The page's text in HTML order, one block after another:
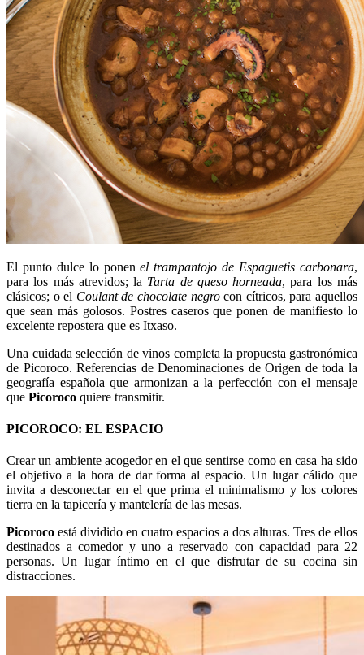
El punto dulce lo ponenel trampantojo de Espaguetis carbonara,
para los más atrevidos; la Tarta de queso horneada, para los más
clásicos; o el Coulant de chocolate negrocon cítricos, para aquellos
que sean más golosos. Postres caseros que ponen de manifiesto lo
excelente repostera que es Itxaso.
Una cuidada selección de vinos completa la propuesta gastronómica
de Picoroco. Referencias de Denominaciones de Origen de toda la
geografía española que armonizan a la perfección con el mensaje
que Picoroco quiere transmitir.
PICOROCO: EL ESPACIO
Crear un ambiente acogedor en el que sentirse como en casa ha sido
el objetivo a la hora de dar forma al espacio. Un lugar cálido que
invita a desconectar en el que prima el minimalismo y los colores
tierra en la tapicería y mantelería de las mesas.
Picoroco está dividido en cuatro espacios a dos alturas. Tres de ellos
destinados a comedor y uno a reservado con capacidad para 22
personas. Un lugar íntimo en el que disfrutar de su cocina sin
distracciones.